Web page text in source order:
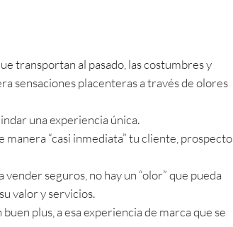
transportan al pasado, las costumbres y
sensaciones placenteras a través de olores
una experiencia única.
manera “casi inmediata” tu cliente, prospecto
seguros, no hay un “olor” que pueda
valor y servicios.
plus, a esa experiencia de marca que se